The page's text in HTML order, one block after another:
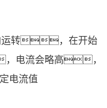
运转，在开始
电流会略高，
电流值